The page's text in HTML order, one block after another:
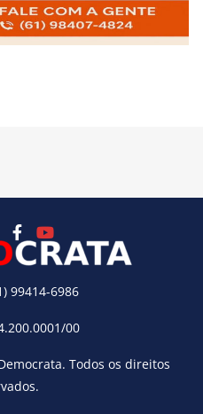
99414-6986
00
. Todos os direitos